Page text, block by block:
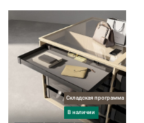
Складская программа
в наличии